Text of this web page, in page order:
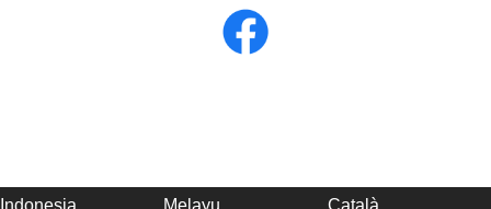
Indonesia Melayu
Català